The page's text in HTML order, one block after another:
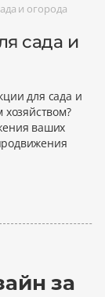
и огорода
сада и
для сада и
ваших
за